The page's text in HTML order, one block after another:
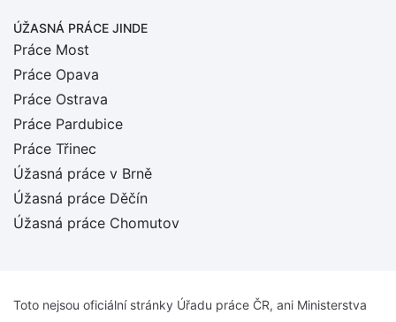
ÚŽASNÁ PRÁCE JINDE
Práce Most
Práce Opava
Práce Ostrava
Práce Pardubice
Práce Třinec
Úžasná práce v Brně
Úžasná práce Děčín
Úžasná práce Chomutov
Toto nejsou oficiální stránky Úřadu práce ČR, ani Ministerstva